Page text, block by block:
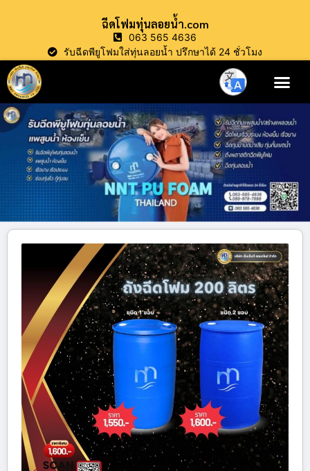
ฉีดโฟมทุ่นลอยน้ำ.com
063 565 4636
รับฉีดพียูโฟมใส่ทุ่นลอยน้ำ ปรึกษาได้ 24 ชั่วโมง